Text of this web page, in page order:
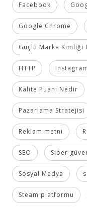
Facebook
Google Chrome
Güçlü Marka Kimliği
HTTP Instagram
Kalite Puanı Nedir
Pazarlama Stratejisi
Reklam metni
SEO Siber
Sosyal Medya
Steam platformu